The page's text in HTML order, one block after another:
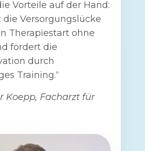
Vorteile auf der Hand:
die Versorgungslücke
Therapiestart ohne
fördert die
durch
Training.“
Koepp, Facharzt für